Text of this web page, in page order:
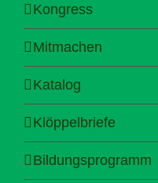
Kongress
Mitmachen
Katalog
Klöppelbriefe
Bildungsprogramm